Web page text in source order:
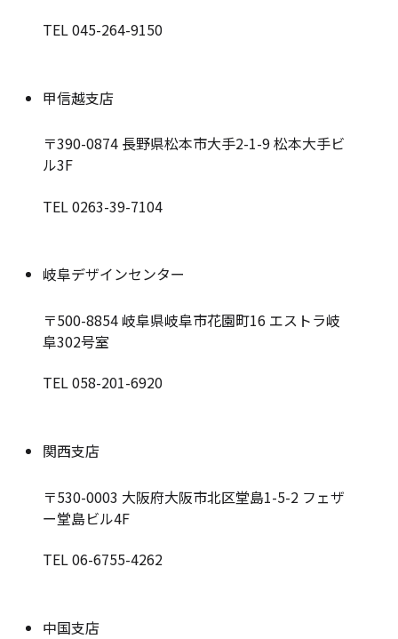
TEL 045-264-9150
甲信越支店
〒390-0874 長野県松本市大手2-1-9 松本大手ビ
ル3F
TEL 0263-39-7104
岐阜デザインセンター
〒500-8854岐阜県岐阜市花園町16 エストラ岐
阜302号室
TEL 058-201-6920
関西支店
〒530-0003 大阪府大阪市北区堂島1-5-2 フェザ
ー堂島ビル4F
TEL 06-6755-4262
中国支店